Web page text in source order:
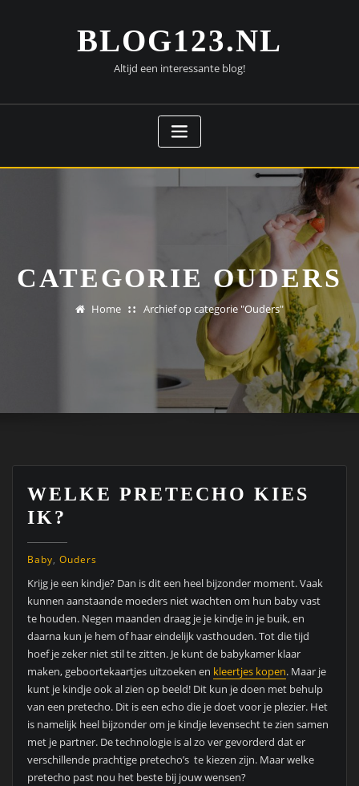
BLOG123.NL
Altijd een interessante blog!
CATEGORIE OUDERS
Home Archief op categorie "Ouders"
WELKE PRETECHO KIES
IK?
Baby, Ouders
Krijg je een kindje? Dan is dit een heel bijzonder moment. Vaak
kunnen aanstaande moeders niet wachten om hun baby vast
te houden. Negen maanden draag je je kindje in je buik, en
daarna kun je hem of haar eindelijk vasthouden. Tot die tijd
hoef je zeker niet stil te zitten. Je kunt de babykamer klaar
maken, geboortekaartjes uitzoeken en kleertjes kopen. Maar je
kunt je kindje ook al zien op beeld! Dit kun je doen met behulp
van een pretecho. Dit is een echo die je doet voor je plezier. Het
is namelijk heel bijzonder om je kindje levensecht te zien samen
met je partner. De technologie is al zo ver gevorderd dat er
verschillende prachtige pretecho’s te kiezen zijn. Maar welke
pretecho past nou het beste bij jouw wensen?